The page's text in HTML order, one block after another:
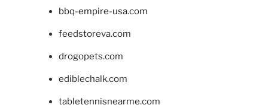
bbq-empire-usa.com
feedstoreva.com
drogopets.com
ediblechalk.com
tabletennisnearme.com